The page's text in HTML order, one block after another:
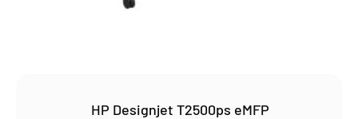
HP Designjet T2500ps eMFP